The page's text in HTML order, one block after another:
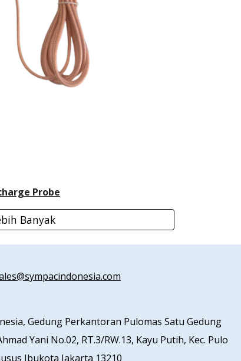
Probe
Banyak
Gedung Perkantoran Pulomas Satu Gedung
Yani No.02, RT.3/RW.13, Kayu Putih, Kec. Pulo
Ibukota Jakarta 13210